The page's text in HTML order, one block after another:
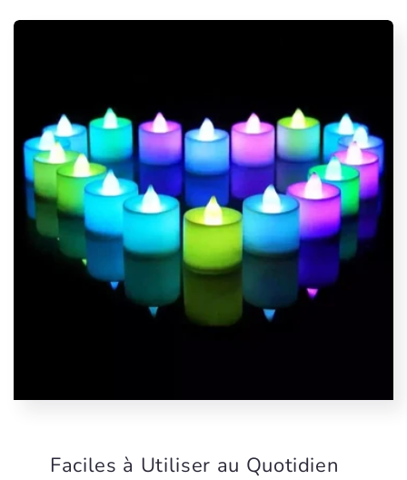
Faciles à Utiliser au Quotidien